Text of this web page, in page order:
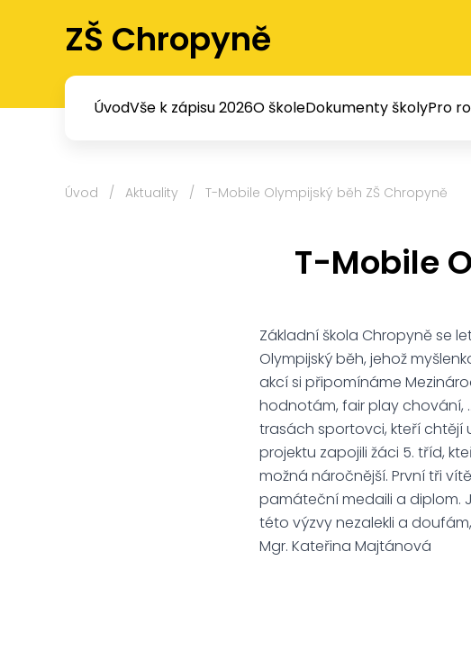
ZŠ Chropyně
ÚvodVše k zápisu 2026O školeDokumenty školyPro
Úvod / Aktuality / T-Mobile Olympijský běh ZŠ Chropyně
T-Mobile
Základní škola Chropyně se
Olympijský běh, jehož
akcí si připomínáme
hodnotám, fair play chování,
trasách sportovci, kteří chtějí
projektu zapojili žáci 5. tříd,
možná náročnější. První tři
památeční medaili a diplom.
této výzvy nezalekli a
Mgr. Kateřina Majtánová